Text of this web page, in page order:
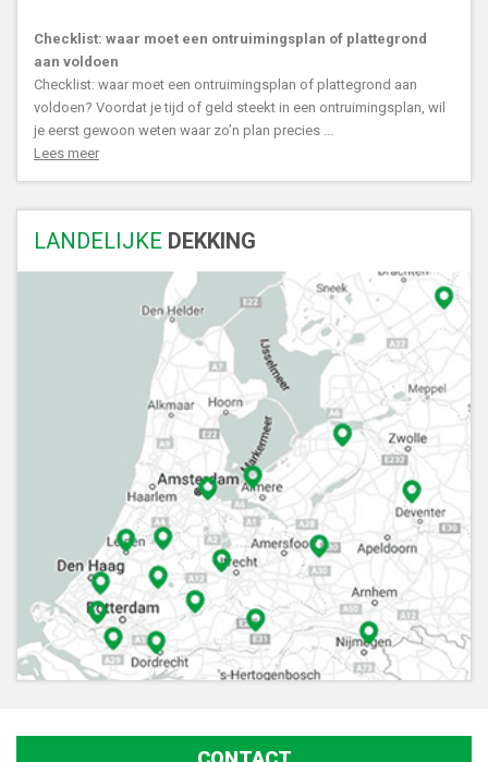
Checklist: waar moet een ontruimingsplan of plattegrond
aan voldoen
Checklist: waar moet een ontruimingsplan of plattegrond aan
voldoen? Voordat je tijd of geld steekt in een ontruimingsplan, wil
je eerst gewoon weten waar zo’n plan precies ...
Lees meer
LANDELIJKE DEKKING